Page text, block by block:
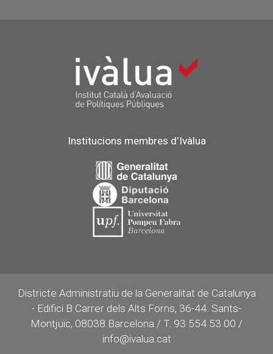
Institucions membres d'Ivàlua
Districte Administratiu de la Generalitat de Catalunya
- Edifici B Carrer dels Alts Forns, 36-44. Sants-
Montjuïc, 08038 Barcelona / T. 93 554 53 00 /
info@ivalua.cat